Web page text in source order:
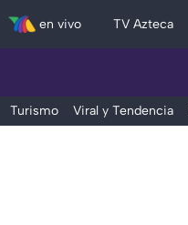
en vivo TV Azteca
Turismo Viral y Tendencia